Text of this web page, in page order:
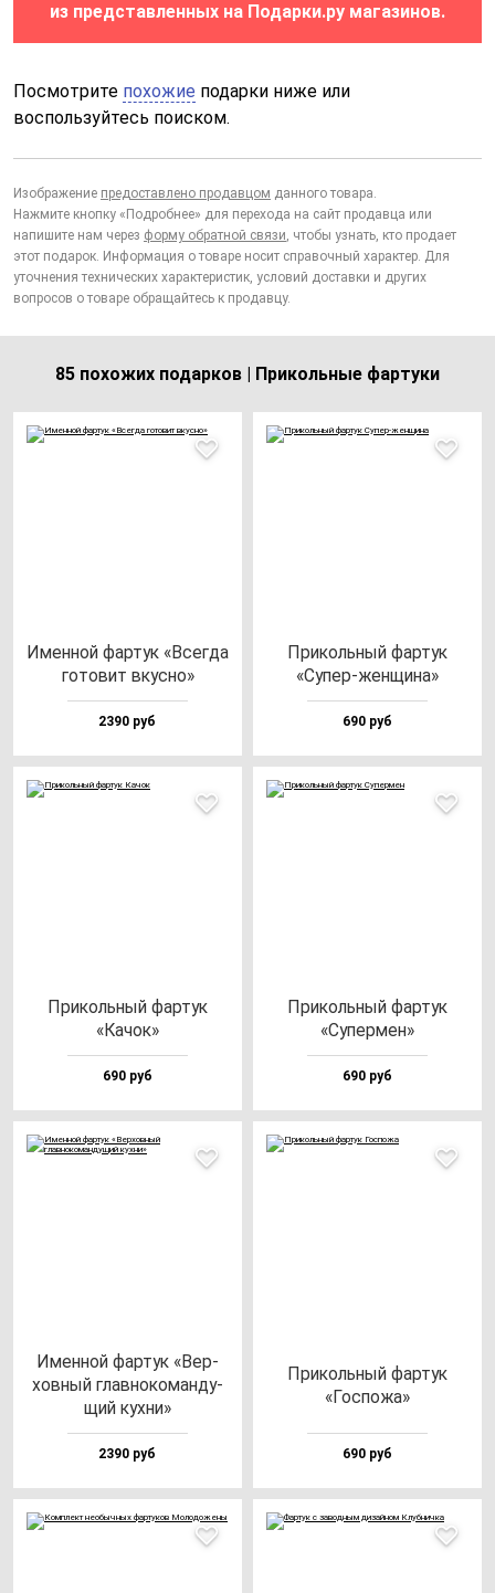
из представленных на Подарки.ру магазинов.
Посмотрите похожие подарки ниже или
воспользуйтесь поиском.
Изображение предоставлено продавцом данного товара.
Нажмите кнопку «Подробнее» для перехода на сайт продавца или
напишите нам через форму обратной связи, чтобы узнать, кто продает
этот подарок. Информация о товаре носит справочный характер. Для
уточнения технических характеристик, условий доставки и других
вопросов о товаре обращайтесь к продавцу.
85 похожих подарков | Прикольные фартуки
Имен­ной фар­тук «Всег­да
го­то­вит вкус­но»
2390 руб
При­коль­ный фар­тук
«Супер-жен­щи­на»
690 руб
При­коль­ный фар­тук
«Качок»
690 руб
При­коль­ный фар­тук
«Супер­мен»
690 руб
Имен­ной фар­тук «Вер­
хов­ный глав­но­ко­ман­ду­
щий кух­ни»
2390 руб
При­коль­ный фар­тук
«Гос­по­жа»
690 руб